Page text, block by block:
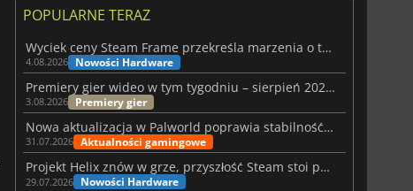
POPULARNE TERAZ
Wyciek ceny Steam Frame przekreśla marzenia o tanim zestawie VR
4.08.2026 Nowości Hardware
Premiery gier wideo w tym tygodniu – sierpień 2026 r. (32. tydzień)
3.08.2026 Premiery gier
Nowa aktualizacja w Palworld poprawia stabilność Sunreach i walk z bossami
31.07.2026 Aktualności gamingowe
Projekt Helix znów w grze, przyszłość Steam stoi pod znakiem zapytania
29.07.2026 Nowości Hardware